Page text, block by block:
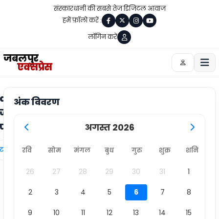
संस्कारधानी की सबसे तेज डिजिटल आवाज
हमें फ़ॉलो करें :
लॉगिन करें
जबलपुर
एक्सप्रेस
का
लिंक
अंक विवरण
अगस्त 2026
रवि सोम मंगल बुध गुरु शुक्र शनि
26 27 28 29 30 31 1
2 3 4 5 6 7 8
9 10 11 12 13 14 15